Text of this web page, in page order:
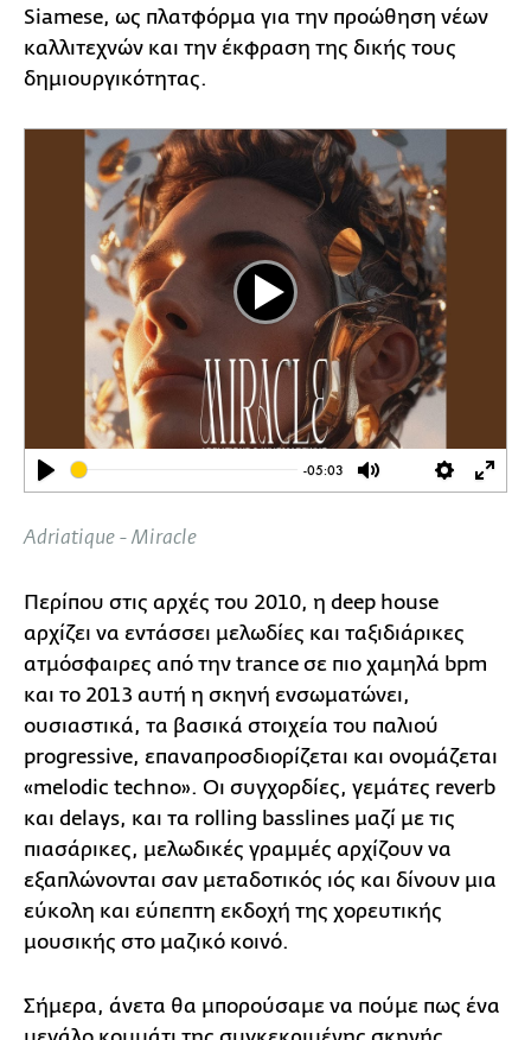
Siamese, ως πλατφόρμα για την προώθηση νέων
καλλιτεχνών και την έκφραση της δικής τους
δημιουργικότητας.
Play
-05:03
Mute Settings
Play
Adriatique - Miracle
Περίπου στις αρχές του 2010, η deep house
αρχίζει να εντάσσει μελωδίες και ταξιδιάρικες
ατμόσφαιρες από την trance σε πιο χαμηλά bpm
και το 2013 αυτή η σκηνή ενσωματώνει,
ουσιαστικά, τα βασικά στοιχεία του παλιού
progressive, επαναπροσδιορίζεται και ονομάζεται
«melodic techno». Οι συγχορδίες, γεμάτες reverb
και delays, και τα rolling basslines μαζί με τις
πιασάρικες, μελωδικές γραμμές αρχίζουν να
εξαπλώνονται σαν μεταδοτικός ιός και δίνουν μια
εύκολη και εύπεπτη εκδοχή της χορευτικής
μουσικής στο μαζικό κοινό.
Σήμερα, άνετα θα μπορούσαμε να πούμε πως ένα